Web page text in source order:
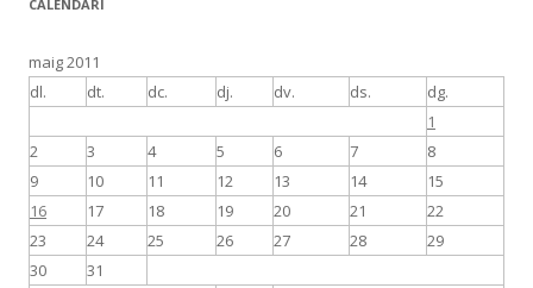
CALENDARI
maig 2011
dl.
dt. dc. dj. dv. ds. dg.
1
2
3 4 5 6 7
8
9
10 11 12 13 14
15
16
17 18 19 20 21
22
23
24 25 26 27 28
29
30
31